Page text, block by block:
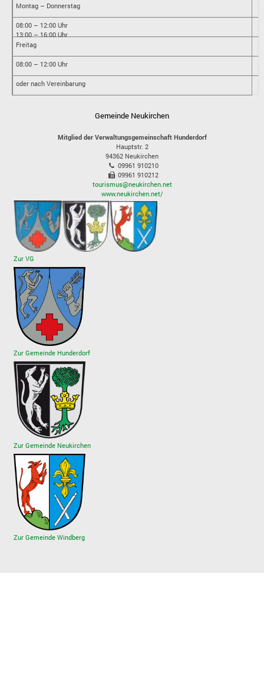
Montag – Donnerstag
08:00 – 12:00 Uhr
13:00 – 16:00 Uhr
Freitag
08:00 – 12:00 Uhr
oder nach Vereinbarung
Gemeinde Neukirchen
Mitglied der Verwaltungsgemeinschaft Hunderdorf
Hauptstr. 2
94362 Neukirchen
09961 910210
09961 910212
tourismus@neukirchen.net
www.neukirchen.net/
Zur VG
Zur Gemeinde Hunderdorf
Zur Gemeinde Neukirchen
Zur Gemeinde Windberg